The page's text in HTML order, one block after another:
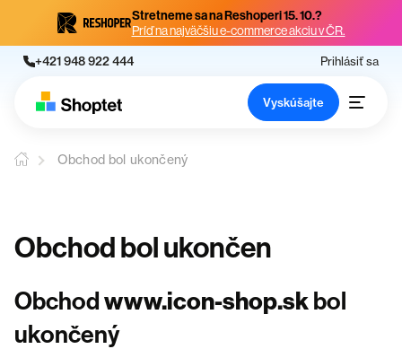
Stretneme sa na Reshoperi 15. 10.?
Príď na najväčšiu e-commerce akciu v ČR.
+421 948 922 444 Prihlásiť sa
Vyskúšajte
Obchod bol ukončený
Obchod bol ukončen
Obchodwww.icon-shop.skbol
ukončený